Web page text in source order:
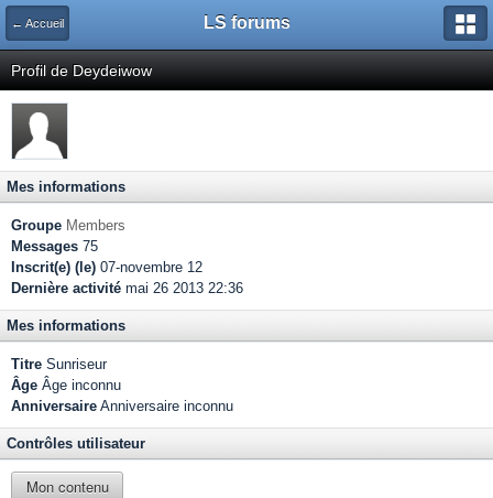
← Accueil LS forums
Profil de Deydeiwow
Mes informations
Groupe Members
Messages 75
Inscrit(e) (le) 07-novembre 12
Dernière activité mai 26 2013 22:36
Mes informations
Titre Sunriseur
Âge Âge inconnu
Anniversaire Anniversaire inconnu
Contrôles utilisateur
Mon contenu